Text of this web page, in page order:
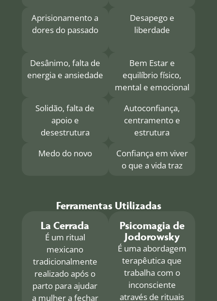
Aprisionamento a
dores do passado
Desapego e
liberdade
Desânimo, falta de
energia e ansiedade
Bem Estar e
equilíbrio físico,
mental e emocional
Solidão, falta de
apoio e
desestrutura
Autoconfiança,
centramento e
estrutura
Medo do novo
Confiança em viver
o que a vida traz
Ferramentas Utilizadas
La Cerrada
É um ritual
mexicano
tradicionalmente
realizado após o
parto para ajudar
a mulher a fechar
Psicomagia de
Jodorowsky
É uma abordagem
terapêutica que
trabalha com o
inconsciente
através de rituais